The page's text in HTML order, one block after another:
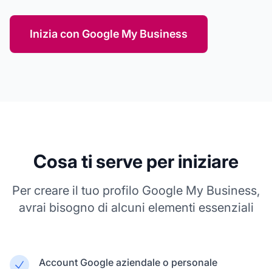
Inizia con Google My Business
Cosa ti serve per iniziare
Per creare il tuo profilo Google My Business,
avrai bisogno di alcuni elementi essenziali
Account Google aziendale o personale